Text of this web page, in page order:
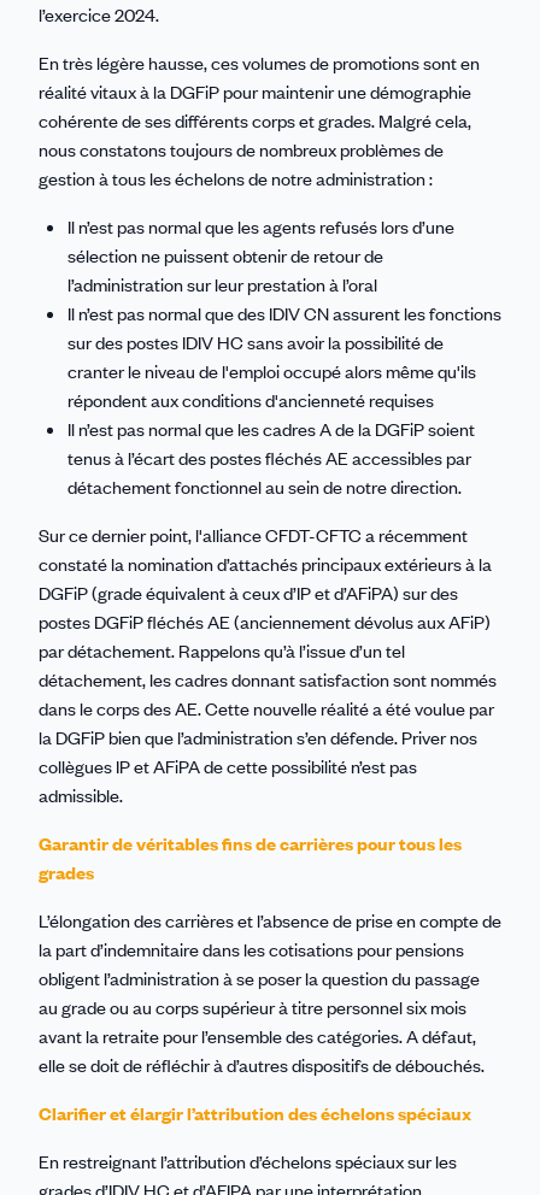
l’exercice 2024.
En très légère hausse, ces volumes de promotions sont en
réalité vitaux à la DGFiP pour maintenir une démographie
cohérente de ses différents corps et grades. Malgré cela,
nous constatons toujours de nombreux problèmes de
gestion à tous les échelons de notre administration :
Il n’est pas normal que les agents refusés lors d’une
sélection ne puissent obtenir de retour de
l’administration sur leur prestation à l’oral
Il n’est pas normal que des IDIV CN assurent les fonctions
sur des postes IDIV HC sans avoir la possibilité de
cranter le niveau de l'emploi occupé alors même qu'ils
répondent aux conditions d'ancienneté requises
Il n’est pas normal que les cadres A de la DGFiP soient
tenus à l’écart des postes fléchés AE accessibles par
détachement fonctionnel au sein de notre direction.
Sur ce dernier point, l'alliance CFDT-CFTC a récemment
constaté la nomination d’attachés principaux extérieurs à la
DGFiP (grade équivalent à ceux d’IP et d’AFiPA) sur des
postes DGFiP fléchés AE (anciennement dévolus aux AFiP)
par détachement. Rappelons qu’à l’issue d’un tel
détachement, les cadres donnant satisfaction sont nommés
dans le corps des AE. Cette nouvelle réalité a été voulue par
la DGFiP bien que l’administration s’en défende. Priver nos
collègues IP et AFiPA de cette possibilité n’est pas
admissible.
Garantir de véritables fins de carrières pour tous les
grades
L’élongation des carrières et l’absence de prise en compte de
la part d’indemnitaire dans les cotisations pour pensions
obligent l’administration à se poser la question du passage
au grade ou au corps supérieur à titre personnel six mois
avant la retraite pour l’ensemble des catégories. A défaut,
elle se doit de réfléchir à d’autres dispositifs de débouchés.
Clarifier et élargir l’attribution des échelons spéciaux
En restreignant l’attribution d’échelons spéciaux sur les